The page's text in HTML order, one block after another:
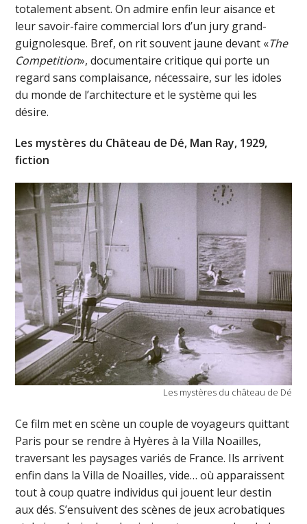
totalement absent. On admire enfin leur aisance et
leur savoir-faire commercial lors d’un jury grand-
guignolesque. Bref, on rit souvent jaune devant «The
Competition», documentaire critique qui porte un
regard sans complaisance, nécessaire, sur les idoles
du monde de l’architecture et le système qui les
désire.
Les mystères du Château de Dé, Man Ray, 1929,
fiction
Les mystères du château de Dé
Ce film met en scène un couple de voyageurs quittant
Paris pour se rendre à Hyères à la Villa Noailles,
traversant les paysages variés de France. Ils arrivent
enfin dans la Villa de Noailles, vide… où apparaissent
tout à coup quatre individus qui jouent leur destin
aux dés. S’ensuivent des scènes de jeux acrobatiques